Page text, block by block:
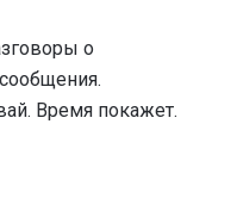
о
Время покажет.